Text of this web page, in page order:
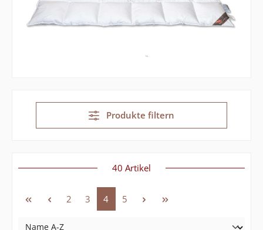
Produkte filtern
40 Artikel
Seite
2 Seite
3 Seite
4 Seite
5